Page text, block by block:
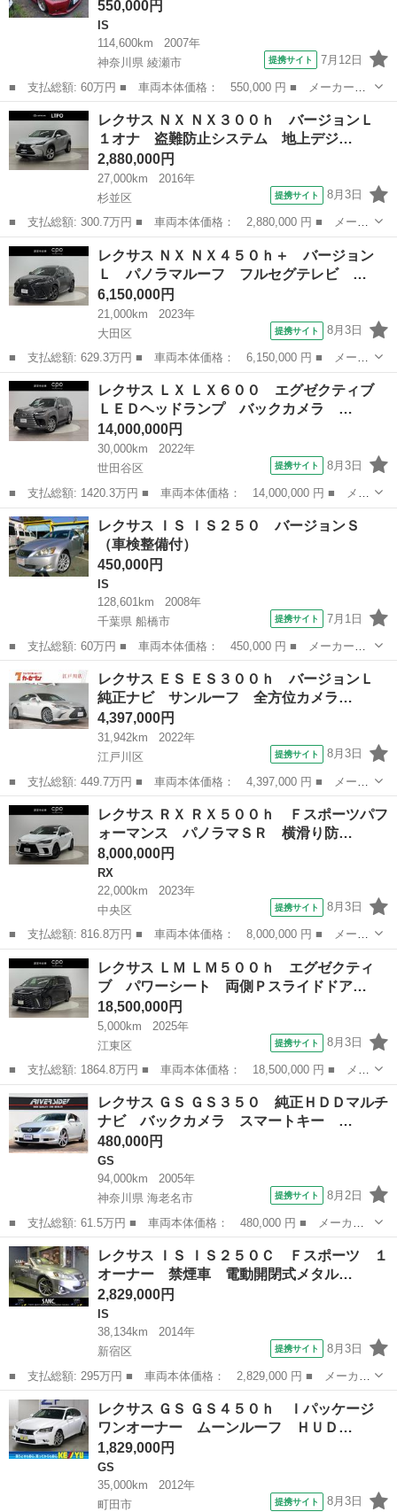
550,000円
IS
114,600km
2007年
神奈川県 綾瀬市
提携サイト 7月12日
■ 支払総額: 60万円 ■ 車両本体価格： 550,000 円 ■ メーカー
名： レクサス ■ 車種名： ＩＳ ■ グレード名： ＩＳ２５０
バージョンＩ 車高調サスペンション 社外アルミホイール ■ 排気
量： 2500...
神奈川 綾瀬市 IS
レクサス ＮＸ ＮＸ３００ｈ バージョンＬ
１オナ 盗難防止システム 地上デジ…
2,880,000円
27,000km
2016年
杉並区
提携サイト 8月3日
■ 支払総額: 300.7万円 ■ 車両本体価格： 2,880,000 円 ■ メーカ
ー名： レクサス ■ 車種名： ＮＸ ■ グレード名： ＮＸ３００
ｈ バージョンＬ １オナ 盗難防止システム 地上デジタル パワ
ーウィン...
東京 杉並区 レクサス
レクサス ＮＸ ＮＸ４５０ｈ＋ バージョン
Ｌ パノラマルーフ フルセグテレビ …
6,150,000円
21,000km
2023年
大田区
提携サイト 8月3日
■ 支払総額: 629.3万円 ■ 車両本体価格： 6,150,000 円 ■ メーカ
ー名： レクサス ■ 車種名： ＮＸ ■ グレード名： ＮＸ４５０
ｈ＋ バージョンＬ パノラマルーフ フルセグテレビ バックモニ
ター ア...
東京 大田区 レクサス
レクサス ＬＸ ＬＸ６００ エグゼクティブ
ＬＥＤヘッドランプ バックカメラ …
14,000,000円
30,000km
2022年
世田谷区
提携サイト 8月3日
■ 支払総額: 1420.3万円 ■ 車両本体価格： 14,000,000 円 ■ メー
カー名： レクサス ■ 車種名： ＬＸ ■ グレード名： ＬＸ６０
０ エグゼクティブ ＬＥＤヘッドランプ バックカメラ ムーンル
ーフ ...
東京 世田谷区 レクサス
レクサス ＩＳ ＩＳ２５０ バージョンＳ
（車検整備付）
450,000円
IS
128,601km
2008年
千葉県 船橋市
提携サイト 7月1日
■ 支払総額: 60万円 ■ 車両本体価格： 450,000 円 ■ メーカー
名： レクサス ■ 車種名： ＩＳ ■ グレード名： ＩＳ２５０
バージョンＳ ■ 排気量： 2500cc ■ ドア枚数： 4D ■ ミッショ
ン...
千葉 船橋市 IS
レクサス ＥＳ ＥＳ３００ｈ バージョンＬ
純正ナビ サンルーフ 全方位カメラ…
4,397,000円
31,942km
2022年
江戸川区
提携サイト 8月3日
■ 支払総額: 449.7万円 ■ 車両本体価格： 4,397,000 円 ■ メーカ
ー名： レクサス ■ 車種名： ＥＳ ■ グレード名： ＥＳ３００
ｈ バージョンＬ 純正ナビ サンルーフ 全方位カメラ 黒本革シ
ート 純...
東京 江戸川区 レクサス
レクサス ＲＸ ＲＸ５００ｈ Ｆスポーツパフ
ォーマンス パノラマＳＲ 横滑り防…
8,000,000円
RX
22,000km
2023年
中央区
提携サイト 8月3日
■ 支払総額: 816.8万円 ■ 車両本体価格： 8,000,000 円 ■ メーカ
ー名： レクサス ■ 車種名： ＲＸ ■ グレード名： ＲＸ５００
ｈ Ｆスポーツパフォーマンス パノラマＳＲ 横滑り防止 レーダ
ークルー...
東京 中央区 RX
レクサス ＬＭ ＬＭ５００ｈ エグゼクティ
ブ パワーシート 両側Ｐスライドドア…
18,500,000円
5,000km
2025年
江東区
提携サイト 8月3日
■ 支払総額: 1864.8万円 ■ 車両本体価格： 18,500,000 円 ■ メー
カー名： レクサス ■ 車種名： ＬＭ ■ グレード名： ＬＭ５０
０ｈ エグゼクティブ パワーシート 両側Ｐスライドドア レーダ
ークル...
東京 江東区 レクサス
レクサス ＧＳ ＧＳ３５０ 純正ＨＤＤマルチ
ナビ バックカメラ スマートキー …
480,000円
GS
94,000km
2005年
神奈川県 海老名市
提携サイト 8月2日
■ 支払総額: 61.5万円 ■ 車両本体価格： 480,000 円 ■ メーカー
名： レクサス ■ 車種名： ＧＳ ■ グレード名： ＧＳ３５０
純正ＨＤＤマルチナビ バックカメラ スマートキー ＥＴＣ 社外
２０インチア...
神奈川 海老名市
レクサス ＩＳ ＩＳ２５０Ｃ Ｆスポーツ １
オーナー 禁煙車 電動開閉式メタル…
2,829,000円
IS
38,134km
2014年
新宿区
提携サイト 8月3日
■ 支払総額: 295万円 ■ 車両本体価格： 2,829,000 円 ■ メーカー
名： レクサス ■ 車種名： ＩＳ ■ グレード名： ＩＳ２５０
Ｃ Ｆスポーツ １オーナー 禁煙車 電動開閉式メタルトップ 専
用フロントグ...
東京 新宿区 IS
レクサス ＧＳ ＧＳ４５０ｈ Ｉパッケージ
ワンオーナー ムーンルーフ ＨＵＤ…
1,829,000円
GS
35,000km
2012年
町田市
提携サイト 8月3日